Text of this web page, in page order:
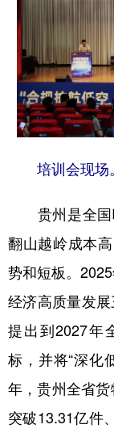
Deutsch
培训会现场
贵州是全国
翻山越岭成本
势和短板。
经济高质量发
提出到2027年
标，并将“深化
年，贵州全省
突破13.31亿件